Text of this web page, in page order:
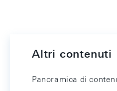
Altri contenuti
Panoramica di